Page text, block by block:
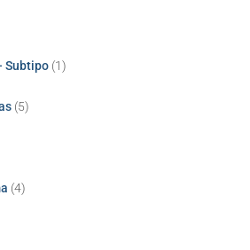
Subtipo (1)
(5)
(4)